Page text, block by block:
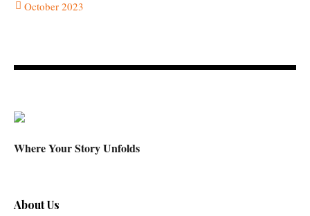
October 2023
Where Your Story Unfolds
About Us